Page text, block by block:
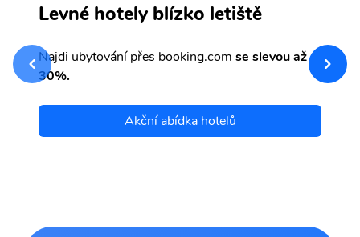
Levné hotely blízko letiště
Najdi ubytování přes booking.com se slevou až
30%.
Akční abídka hotelů